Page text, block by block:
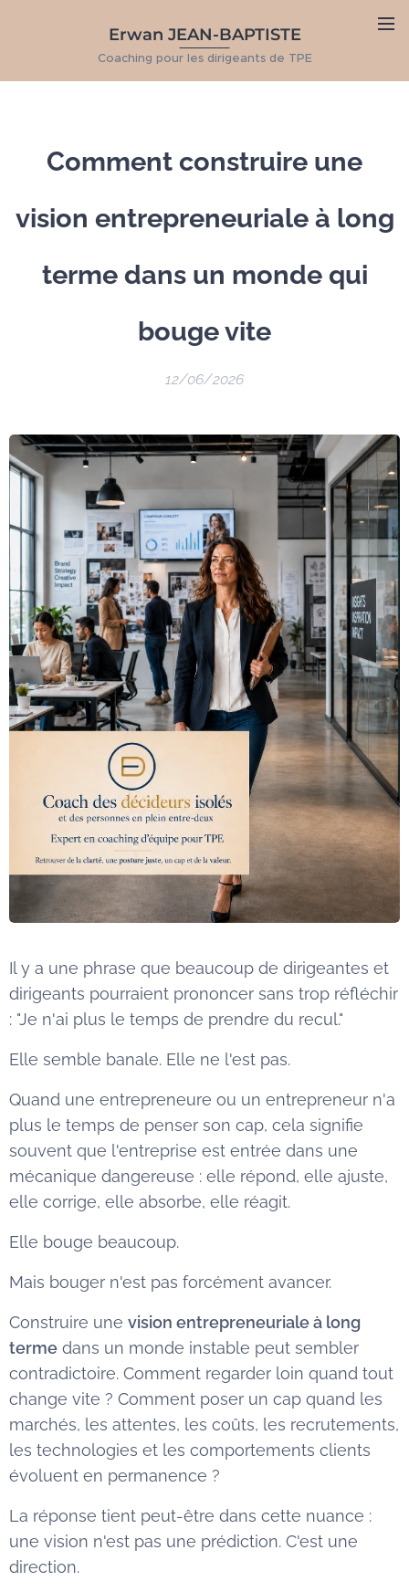
Erwan JEAN-BAPTISTE
Coaching pour les dirigeants de TPE
Comment construire une
vision entrepreneuriale à long
terme dans un monde qui
bouge vite
12/06/2026
Il y a une phrase que beaucoup de dirigeantes et
dirigeants pourraient prononcer sans trop réfléchir
: "Je n'ai plus le temps de prendre du recul."
Elle semble banale. Elle ne l'est pas.
Quand une entrepreneure ou un entrepreneur n'a
plus le temps de penser son cap, cela signifie
souvent que l'entreprise est entrée dans une
mécanique dangereuse : elle répond, elle ajuste,
elle corrige, elle absorbe, elle réagit.
Elle bouge beaucoup.
Mais bouger n'est pas forcément avancer.
Construire une vision entrepreneuriale à long
terme dans un monde instable peut sembler
contradictoire. Comment regarder loin quand tout
change vite ? Comment poser un cap quand les
marchés, les attentes, les coûts, les recrutements,
les technologies et les comportements clients
évoluent en permanence ?
La réponse tient peut-être dans cette nuance :
une vision n'est pas une prédiction. C'est une
direction.